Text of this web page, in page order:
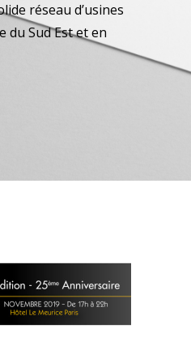
réseau d’usines
du Sud Est et en